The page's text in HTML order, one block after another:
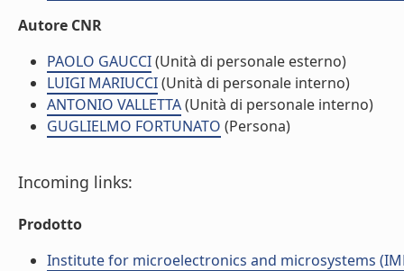
Autore CNR
PAOLO GAUCCI(Unità di personale esterno)
LUIGI MARIUCCI(Unità di personale interno)
ANTONIO VALLETTA(Unità di personale interno)
GUGLIELMO FORTUNATO (Persona)
Incoming links:
Prodotto
Institute for microelectronics and microsystems